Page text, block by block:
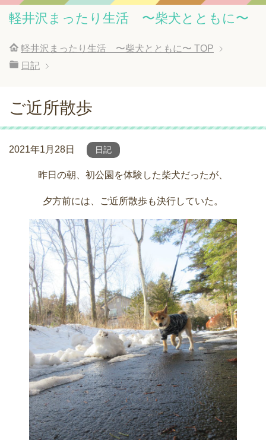
軽井沢まったり生活 〜柴犬とともに〜
軽井沢まったり生活 〜柴犬とともに〜 TOP
日記
ご近所散歩
2021年1月28日 日記
昨日の朝、初公園を体験した柴犬だったが、
夕方前には、ご近所散歩も決行していた。